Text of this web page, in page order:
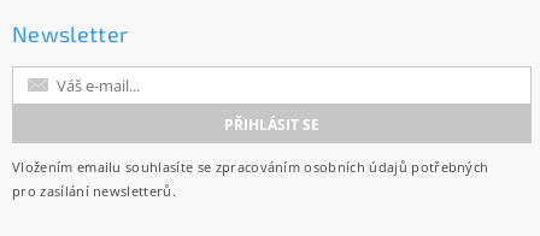
Newsletter
Vložením emailu souhlasíte se zpracováním osobních údajů potřebných
pro zasílání newsletterů.